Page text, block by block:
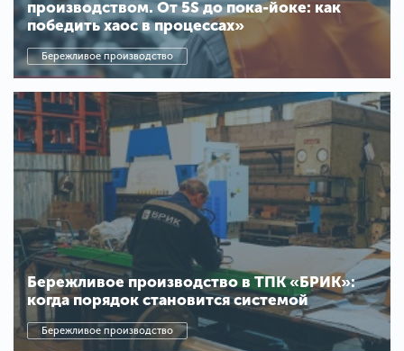
производством. От 5S до пока-йоке: как
победить хаос в процессах»
Бережливое производство
Бережливое производство в ТПК «БРИК»:
когда порядок становится системой
Бережливое производство